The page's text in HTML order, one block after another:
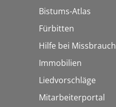
Bistums-Atlas
Fürbitten
Hilfe bei Missbrauch
Immobilien
Liedvorschläge
Mitarbeiterportal